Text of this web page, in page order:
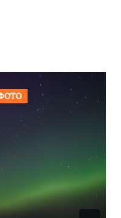
ВАЖНОЕ ОБЩЕСТВО